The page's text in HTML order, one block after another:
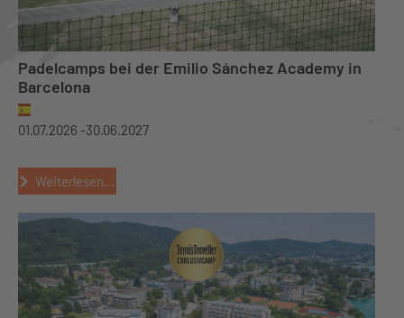
Padelcamps bei der Emilio Sánchez Academy in
Barcelona
01.07.2026 -30.06.2027
Weiterlesen...